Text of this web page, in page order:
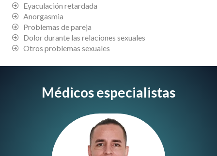
Eyaculación retardada
Anorgasmia
Problemas de pareja
Dolor durante las relaciones sexuales
Otros problemas sexuales
Médicos especialistas